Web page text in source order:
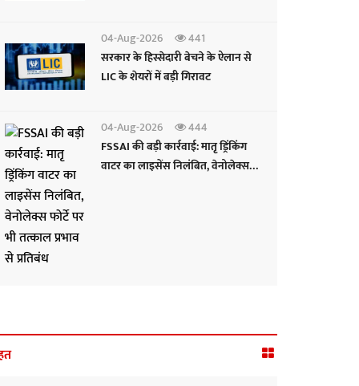
04-Aug-2026
441
सरकार के हिस्सेदारी बेचने के ऐलान से
LIC के शेयरों में बड़ी गिरावट
04-Aug-2026
444
FSSAI की बड़ी कार्रवाई: मातृ ड्रिंकिंग
वाटर का लाइसेंस निलंबित, वेनोलेक्स